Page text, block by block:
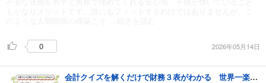
0 2026年05月14日
会計クイズを解くだけで財務３表がわかる 世界一楽しい決算書の読み方 ［実践編］